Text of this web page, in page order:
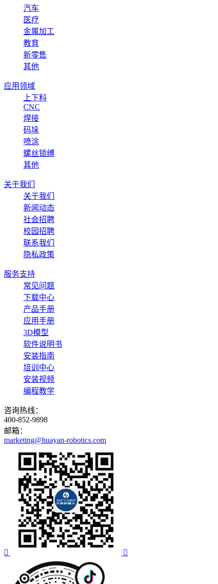
汽车
医疗
金属加工
教育
新零售
其他
应用领域
上下料
CNC
焊接
码垛
喷涂
螺丝锁缚
其他
关于我们
关于我们
新闻动态
社会招聘
校园招聘
联系我们
隐私政策
服务支持
常见问题
下载中心
产品手册
应用手册
3D模型
软件说明书
安装指南
培训中心
安装视频
编程教学
咨询热线：
400-852-9898
邮箱：
marketing@huayan-robotics.com